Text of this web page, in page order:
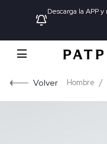
Descarga la APP
Volver Hombre